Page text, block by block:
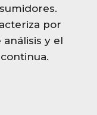
por
análisis y el